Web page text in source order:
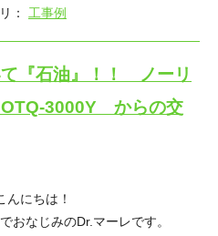
： 工事例
て『石油』！！ ノーリ
3000Y からの交
んにちは！
おなじみのDr.マーレです。